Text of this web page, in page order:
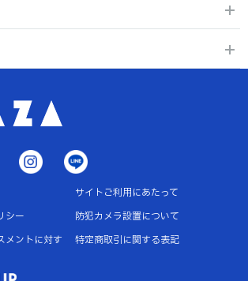
サイトご利用にあたって
シー
防犯カメラ設置について
メントに対す
特定商取引に関する表記